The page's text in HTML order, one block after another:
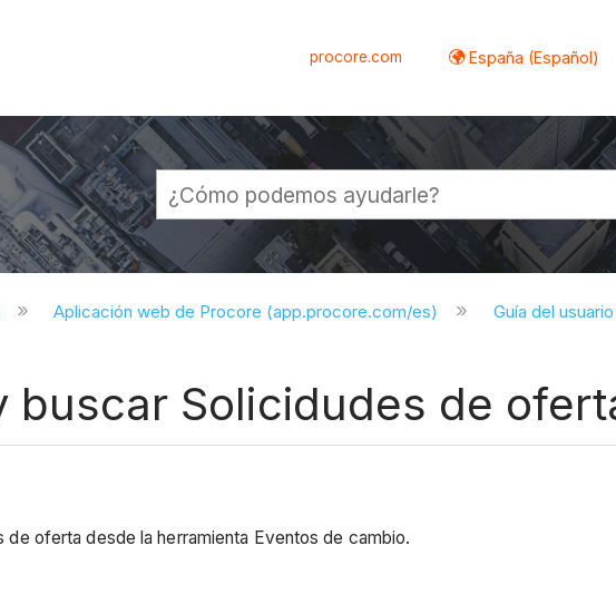
procore.com España (Español)
jerarquía global
Aplicación web de Procore (app.procore.com/es) Guía del
buscar Solicidudes de
de oferta desde la herramienta Eventos de cambio.